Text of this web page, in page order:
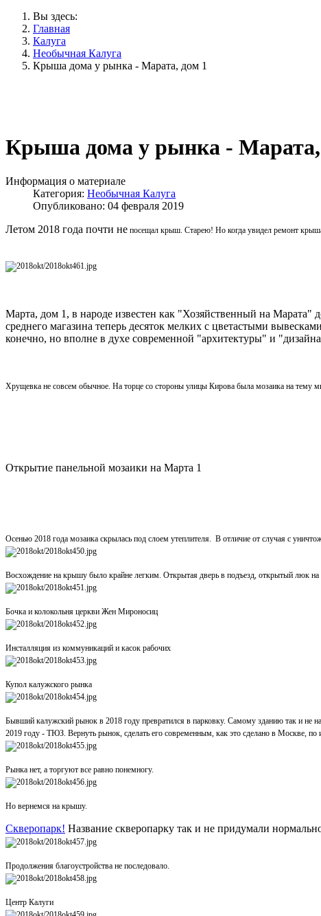
Вы здесь:
Главная
Калуга
Необычная Калуга
Крыша дома у рынка - Марата, дом 1
Крыша дома у рынка - Марата,
Информация о материале
Категория: Необычная Калуга
Опубликовано: 04 февраля 2019
Летом 2018 года почти не посещал крыш. Старею! Но когда увидел ремонт
Марта, дом 1, в народе известен как "Хозяйственный на Марата"
среднего магазина теперь десяток мелких с цветастыми
конечно, но вполне в духе современной "архитектуры" и
Хрущевка не совсем обычное. На торце со стороны улицы Кирова была мозаика на тему
Открытие панельной мозаики на Марта 1
Осенью 2018 года мозаика скрылась под слоем утеплителя. В отличие от случая с
Восхождение на крышу было крайне легким. Открытая дверь в подъезд, открытый люк
Бочка и колокольня церкви Жен Мироносиц
Инсталляция из коммуникаций и касок рабочих
Купол калужского рынка
Бывший калужский рынок в 2018 году превратился в парковку. Самому зданию так и не
2019 году - ТЮЗ. Вернуть рынок, сделать его современным, как это сделано в Москве,
Рынка нет, а торгуют все равно понемногу.
Но вернемся на крышу.
Скверопарк! Название скверопарку так и не придумали
Продолжения благоустройства не последовало.
Центр Калуги